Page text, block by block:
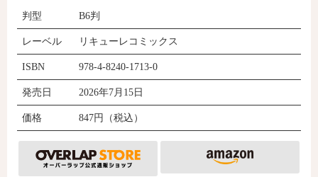
判型 B6判
レーベル リキューレコミックス
ISBN 978-4-8240-1713-0
発売日 2026年7月15日
価格 847円（税込）